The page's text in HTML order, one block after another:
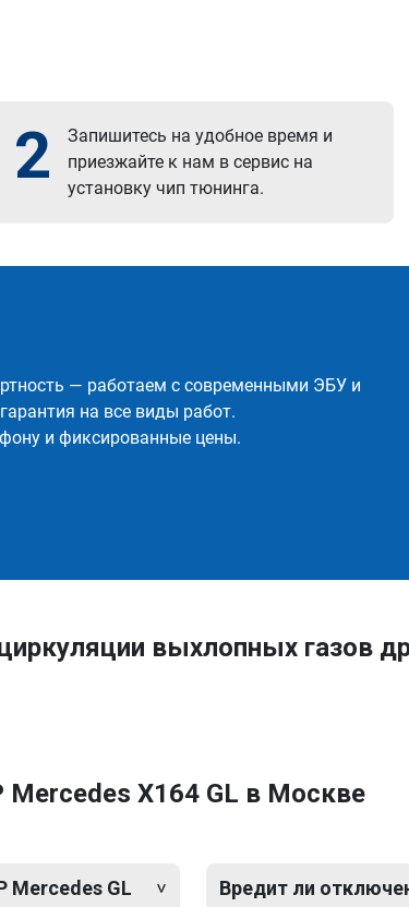
2
Запишитесь на удобное время и
приезжайте к нам в сервис на
установку чип тюнинга.
— работаем с современными ЭБУ и
на все виды работ.
и фиксированные цены.
выхлопных газов
X164 GL в Москве
Mercedes GL
Вредит ли